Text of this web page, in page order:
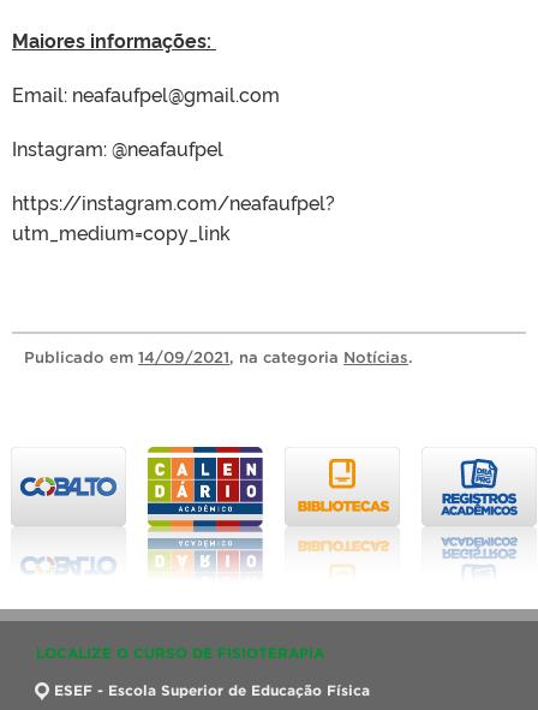
Maiores informações:
Email: neafaufpel@gmail.com
Instagram: @neafaufpel
https://instagram.com/neafaufpel?
utm_medium=copy_link
Publicado em 14/09/2021, na categoria Notícias.
LOCALIZE O CURSO DE FISIOTERAPIA
ESEF - Escola Superior de Educação Física